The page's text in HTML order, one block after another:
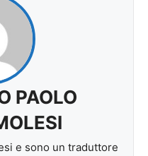
PAOLO
e sono un traduttore